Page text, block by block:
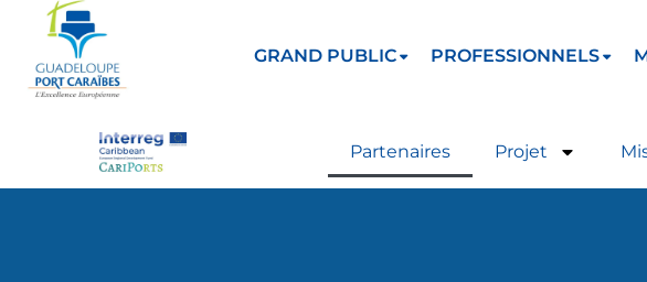
GRAND PUBLIC PROFESSIONNELS
Partenaires Projet